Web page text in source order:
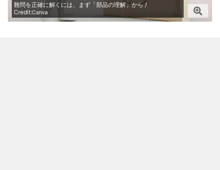
難問を正確に解くには、まず「部品の理解」から /
Credit:Canva